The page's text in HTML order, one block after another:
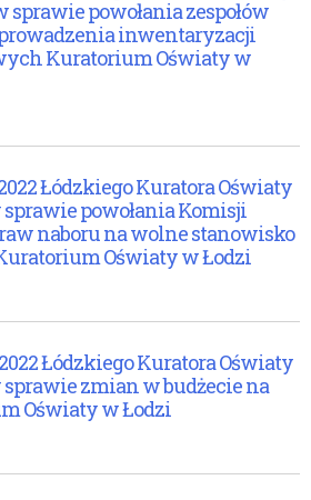
sprawie powołania zespołów
inwentaryzacji
Kuratorium Oświaty w
Łódzkiego Kuratora Oświaty
sprawie powołania Komisji
naboru na wolne stanowisko
Oświaty w Łodzi
Łódzkiego Kuratora Oświaty
sprawie zmian w budżecie na
Oświaty w Łodzi